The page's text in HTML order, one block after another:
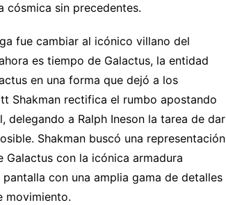
cósmica sin precedentes.
fue cambiar al icónico villano del
es tiempo de Galactus, la entidad
en una forma que dejó a los
Shakman rectifica el rumbo apostando
a Ralph Ineson la tarea de dar
Shakman buscó una representación
con la icónica armadura
con una amplia gama de detalles
movimiento.